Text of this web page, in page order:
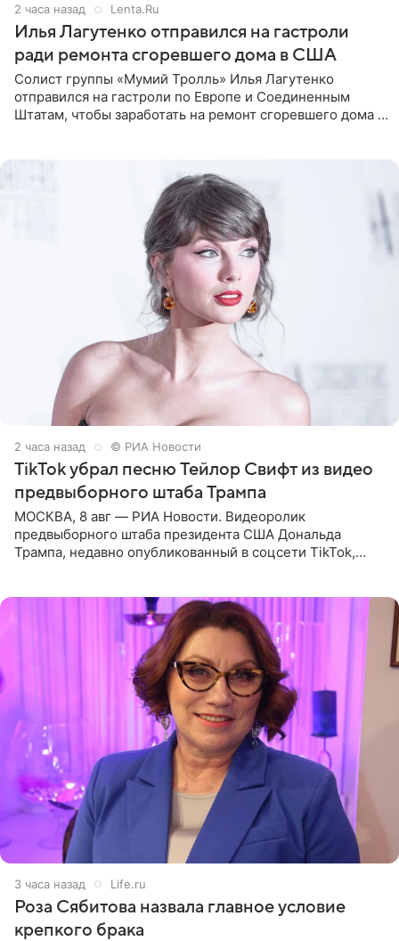
2 часа назад Lenta.Ru
Илья Лагутенко отправился на гастроли
ради ремонта сгоревшего дома в США
Солист группы «Мумий Тролль» Илья Лагутенко
отправился на гастроли по Европе и Соединенным
Штатам, чтобы заработать на ремонт сгоревшего дома в
2 часа назад © РИА Новости
TikTok убрал песню Тейлор Свифт из видео
предвыборного штаба Трампа
МОСКВА, 8 авг — РИА Новости. Видеоролик
предвыборного штаба президента США Дональда
Трампа, недавно опубликованный в соцсети TikTok,
3 часа назад Life.ru
Роза Сябитова назвала главное условие
крепкого брака